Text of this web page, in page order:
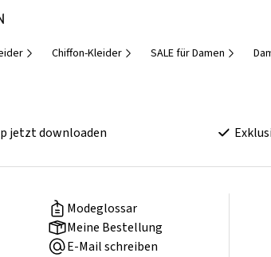
Chiffon-Kleider SALE für Damen
jetzt downloaden
Modeglossar
Meine Bestellung
E-Mail schreiben